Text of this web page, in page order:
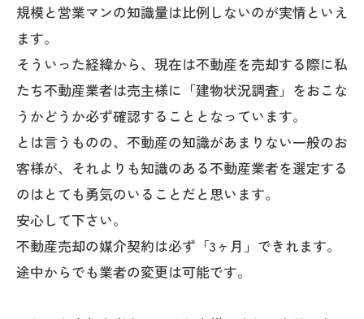
規模と営業マンの知識量は比例しないのが実情といえ
ます。
そういった経緯から、現在は不動産を売却する際に私
たち不動産業者は売主様に「建物状況調査」をおこな
うかどうか必ず確認することとなっています。
とは言うものの、不動産の知識があまりない一般のお
客様が、それよりも知識のある不動産業者を選定する
のはとても勇気のいることだと思います。
安心して下さい。
不動産売却の媒介契約は必ず「3ヶ月」できれます。
途中からでも業者の変更は可能です。